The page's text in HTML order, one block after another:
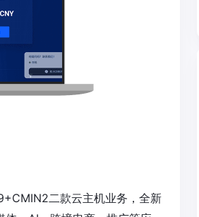
二款云主机业务，全新